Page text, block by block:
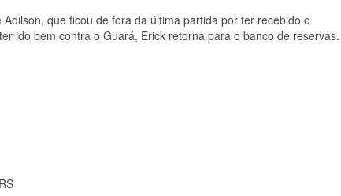
que ficou de fora da última partida por ter recebido o
ido bem contra o Guará, Erick retorna para o banco de reservas.